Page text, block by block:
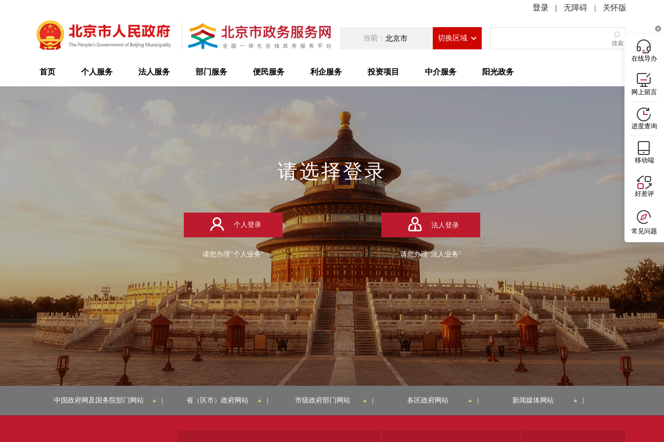
| 无障碍 | 关怀版
当前： 北京市 切换区域
搜索
首页 个人服务 法人服务 部门服务 便民服务 利企服务 投资项目 中介服务 阳光政务
在线导办
网上留言
进度查询
移动端
好差评
常见问题
请选择登录
个人登录 法人登录
请您办理"个人业务" 请您办理"法人业务"
中国政府网及国务院部门网站 省（区市）政府网站 市级政府部门网站 各区政府网站 新闻媒体网站